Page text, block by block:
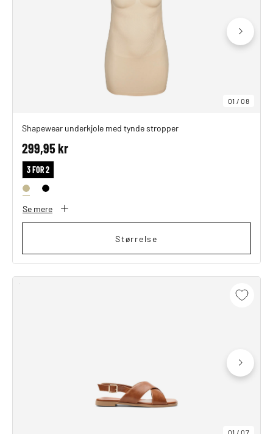
01 /08
Shapewear underkjole med tynde stropper
299,95 kr
3 FOR 2
Se mere
Størrelse